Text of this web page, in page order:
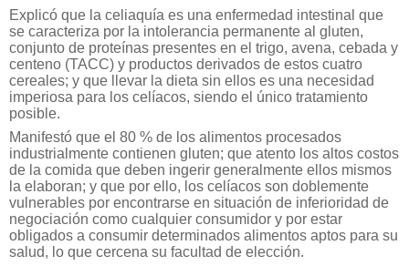
Explicó que la celiaquía es una enfermedad intestinal que
se caracteriza por la intolerancia permanente al gluten,
conjunto de proteínas presentes en el trigo, avena, cebada y
centeno (TACC) y productos derivados de estos cuatro
cereales; y que llevar la dieta sin ellos es una necesidad
imperiosa para los celíacos, siendo el único tratamiento
posible.
Manifestó que el 80 % de los alimentos procesados
industrialmente contienen gluten; que atento los altos costos
de la comida que deben ingerir generalmente ellos mismos
la elaboran; y que por ello, los celíacos son doblemente
vulnerables por encontrarse en situación de inferioridad de
negociación como cualquier consumidor y por estar
obligados a consumir determinados alimentos aptos para su
salud, lo que cercena su facultad de elección.